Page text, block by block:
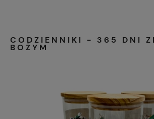
CODZIENNIKI - 365 DNI
BOŻYM